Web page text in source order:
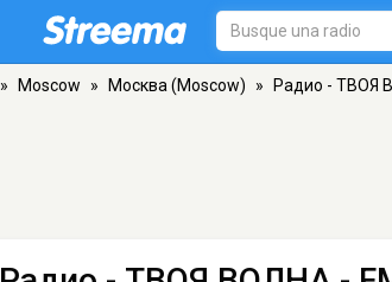
» Moscow » Москва (Moscow) » Радио - ТВОЯ